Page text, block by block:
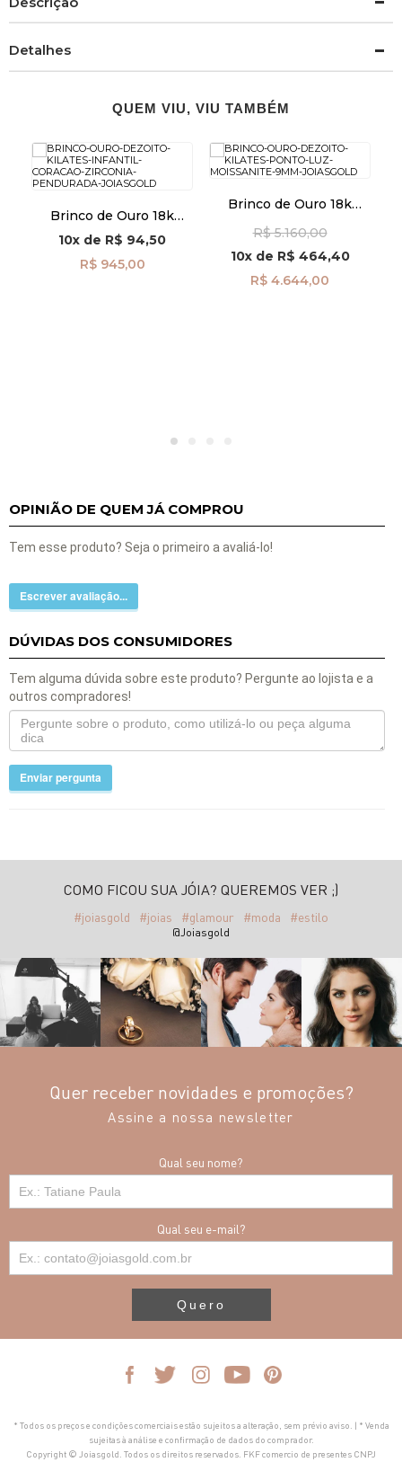
Detalhes
QUEM VIU, VIU TAMBÉM
Brinco de Ouro 18k
Infantil Coração com
Zircônia Pendurada
br29512
10x de R$ 94,50
R$ 945,00
Brinco de Ouro 18k
de 9mm br29008
R$ 5.160,00
10xde R$ 464,40
R$ 4.644,00
OPINIÃO DE QUEM JÁ COMPROU
Tem esse produto? Seja o primeiro a avaliá-lo!
Escrever avaliação...
DÚVIDAS DOS CONSUMIDORES
Tem alguma dúvida sobre este produto? Pergunte ao lojista e a
outros compradores!
Enviar pergunta
COMO FICOU SUA JÓIA? QUEREMOS VER ;)
#joiasgold #joias #glamour #moda #estilo
@Joiasgold
Quer receber novidades e promoções?
Assine a nossa newsletter
Qual seu nome?
Qual seu e-mail?
Quero
* Todos os preços e condições comerciais estão sujeitos a alteração, sem prévio aviso. | * Venda
sujeitas à análise e confirmação de dados do comprador.
Copyright © Joiasgold. Todos os direitos reservados. FKF comercio de presentes CNPJ